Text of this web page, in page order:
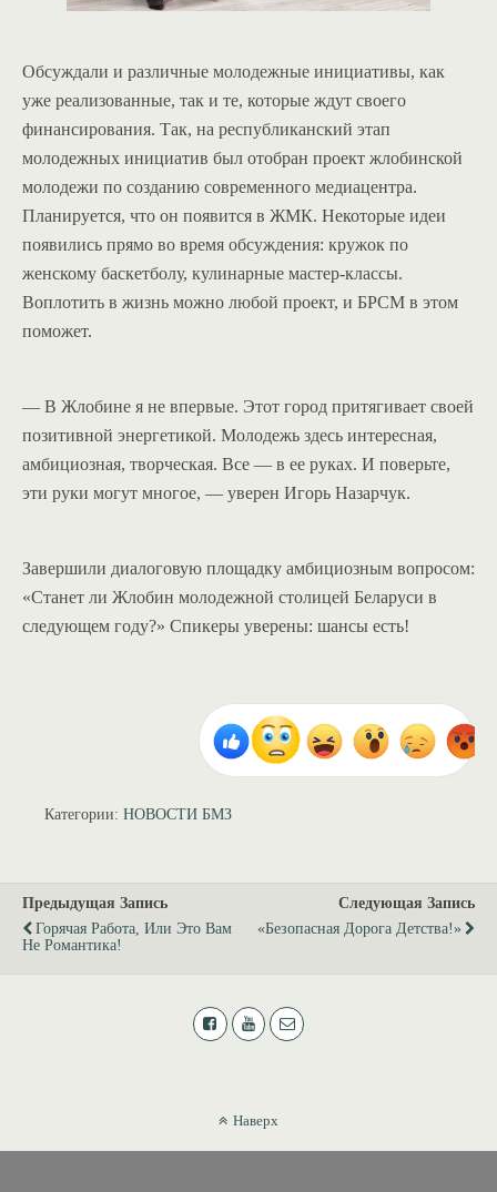
Обсуждали и различные молодежные инициативы, как
уже реализованные, так и те, которые ждут своего
финансирования. Так, на республиканский этап
молодежных инициатив был отобран проект жлобинской
молодежи по созданию современного медиацентра.
Планируется, что он появится в ЖМК. Некоторые идеи
появились прямо во время обсуждения: кружок по
женскому баскетболу, кулинарные мастер-классы.
Воплотить в жизнь можно любой проект, и БРСМ в этом
поможет.
— В Жлобине я не впервые. Этот город притягивает своей
позитивной энергетикой. Молодежь здесь интересная,
амбициозная, творческая. Все — в ее руках. И поверьте,
эти руки могут многое, — уверен Игорь Назарчук.
Завершили диалоговую площадку амбициозным вопросом:
«Станет ли Жлобин молодежной столицей Беларуси в
следующем году?» Спикеры уверены: шансы есть!
Категории: НОВОСТИ БМЗ
Предыдущая Запись
Горячая Работа, Или Это Вам
Не Романтика!
Следующая Запись
«Безопасная Дорога Детства!»
Наверх